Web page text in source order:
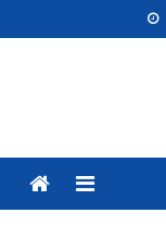
to
Menu